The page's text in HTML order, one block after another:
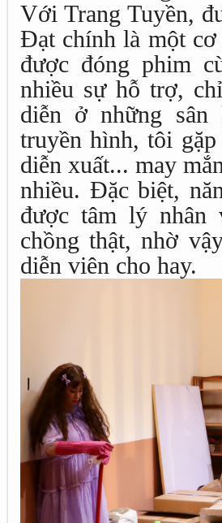
Với Trang Tuyền,
Đạt chính là một
được đóng phim
nhiều sự hỗ trợ,
diễn ở những
truyền hình, tôi
diễn xuất... may
nhiều. Đặc biệt,
được tâm lý nhân
chồng thật, nhờ
diễn viên cho hay.